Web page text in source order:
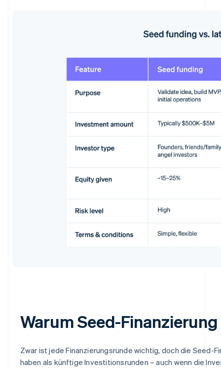
Warum Seed-
Zwar ist jede Finanzierungsrunde wichtig, doch die Seed-
haben als künftige Investitionsrunden – auch wenn die